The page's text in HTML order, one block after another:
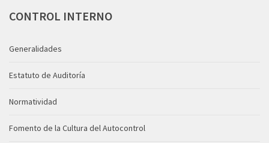
CONTROL INTERNO
Generalidades
Estatuto de Auditoría
Normatividad
Fomento de la Cultura del Autocontrol